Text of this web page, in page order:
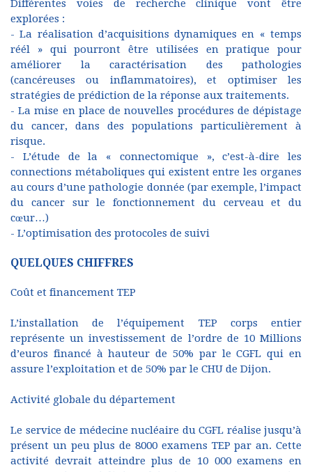
Différentes voies de recherche clinique vont être
explorées :
- La réalisation d’acquisitions dynamiques en « temps
réél » qui pourront être utilisées en pratique pour
améliorer la caractérisation des pathologies
(cancéreuses ou inflammatoires), et optimiser les
stratégies de prédiction de la réponse aux traitements.
- La mise en place de nouvelles procédures de dépistage
du cancer, dans des populations particulièrement à
risque.
- L’étude de la « connectomique », c’est-à-dire les
connections métaboliques qui existent entre les organes
au cours d’une pathologie donnée (par exemple, l’impact
du cancer sur le fonctionnement du cerveau et du
cœur…)
- L’optimisation des protocoles de suivi
QUELQUES CHIFFRES
Coût et financement TEP
L’installation de l’équipement TEP corps entier
représente un investissement de l’ordre de 10 Millions
d’euros financé à hauteur de 50% par le CGFL qui en
assure l’exploitation et de 50% par le CHU de Dijon.
Activité globale du département
Le service de médecine nucléaire du CGFL réalise jusqu’à
présent un peu plus de 8000 examens TEP par an. Cette
activité devrait atteindre plus de 10 000 examens en